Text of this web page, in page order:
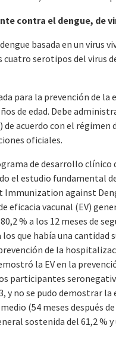
contra el dengue, de
basada en un virus
serotipos del virus
para la prevención de
de edad. Debe
de acuerdo con el
oficiales.
de desarrollo clínico
el estudio fundamental
against
eficacia vacunal (EV)
% a los 12 meses de
los que había una cantidad
de la
la EV en la
participantes
y no se pudo demostrar
(54 meses después
sostenida del 61,2 % y